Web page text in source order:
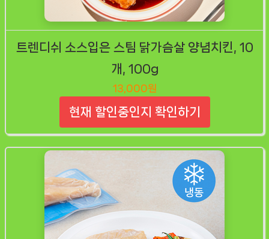
트렌디쉬 소스입은 스팀 닭가슴살 양념치킨, 10
개, 100g
13,000원
현재 할인중인지 확인하기